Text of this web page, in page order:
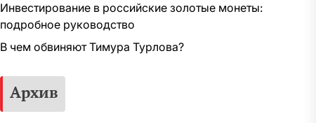
Инвестирование в российские золотые монеты:
подробное руководство
В чем обвиняют Тимура Турлова?
Архив